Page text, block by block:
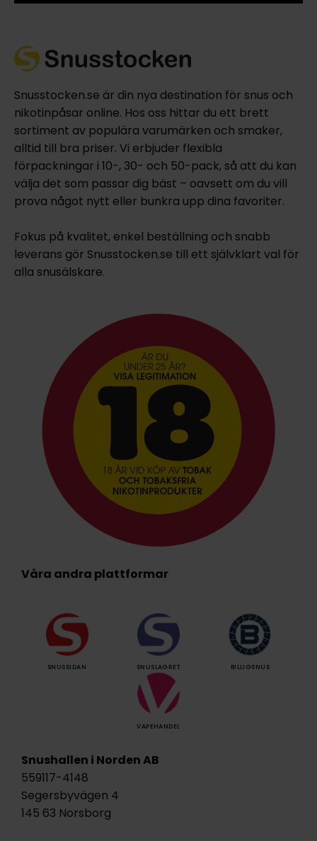
Snusstocken.se är din nya destination för snus och
nikotinpåsar online. Hos oss hittar du ett brett
sortiment av populära varumärken och smaker,
alltid till bra priser. Vi erbjuder flexibla
förpackningar i 10-, 30- och 50-pack, så att du kan
välja det som passar dig bäst – oavsett om du vill
prova något nytt eller bunkra upp dina favoriter.
Fokus på kvalitet, enkel beställning och snabb
leverans gör Snusstocken.se till ett självklart val för
alla snusälskare.
Våra andra plattformar
SNUSSIDAN SNUSLAGRET BILLIGSNUS
VAPEHANDEL
Snushallen i Norden AB
559117-4148
Segersbyvägen 4
145 63 Norsborg